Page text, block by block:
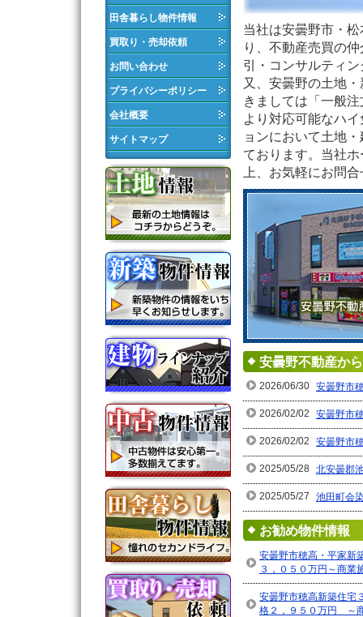
田舎暮らし物件情報
買取り・売却依頼
お問い合わせ
プライバシーポリシー
会社概要
サイトマップ
当社は安曇野市・
り、不動産売買の
引・コンサルティ
又、安曇野の土地
きましては「一般
より対応可能なハ
ョンにおいて土地
ております。当社
上、お気軽にお問
安曇野不動産か
2026/06/30 安曇野市
2026/02/02 安曇野市
2026/02/02 安曇野市
2025/05/28 北安曇郡
2025/05/27 池田町会
お勧め物件情報
安曇野市穂高・平家新
３，０５０万円～商業
安曇野市穂高新築
格２，９５０万円 ～